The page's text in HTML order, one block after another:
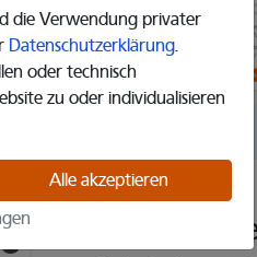
die Verwendung privater
Datenschutzerklärung.
oder technisch
zu oder individualisieren
Alle akzeptieren
3. Aktion